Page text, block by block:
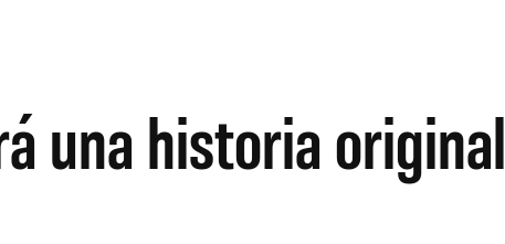
una historia original